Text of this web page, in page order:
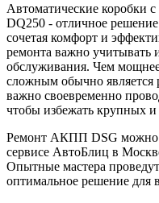
Автоматические коробки
DQ250 - отличное
сочетая комфорт и
ремонта важно учитывать
обслуживания. Чем
сложным обычно является
важно своевременно
чтобы избежать крупных
Ремонт АКПП DSG можно
сервисе АвтоБлиц в
Опытные мастера
оптимальное решение для